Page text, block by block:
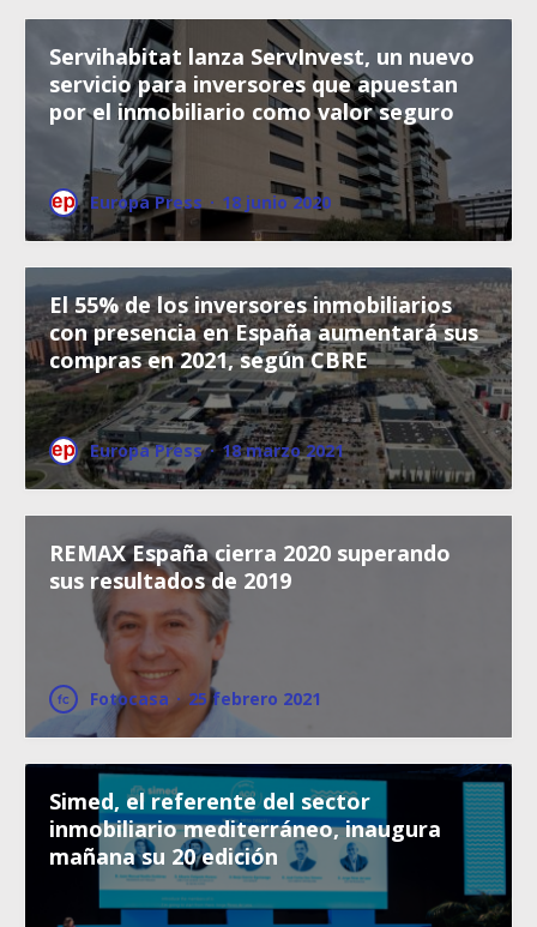
Servihabitat lanza ServInvest, un nuevo
servicio para inversores que apuestan
por el inmobiliario como valor seguro
Europa Press · 18 junio 2020
El 55% de los inversores inmobiliarios
con presencia en España aumentará sus
compras en 2021, según CBRE
Europa Press · 18 marzo 2021
REMAX España cierra 2020 superando
sus resultados de 2019
Fotocasa · 25 febrero 2021
Simed, el referente del sector
inmobiliario mediterráneo, inaugura
mañana su 20 edición